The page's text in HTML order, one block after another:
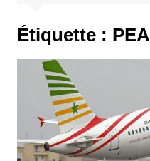
Étiquette : PEA